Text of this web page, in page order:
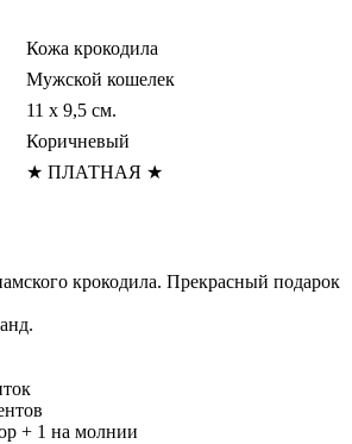
Кожа крокодила
Мужской кошелек
11 x 9,5 см.
Коричневый
★ ПЛАТНАЯ ★
крокодила. Прекрасный подарок
+ 1 на молнии